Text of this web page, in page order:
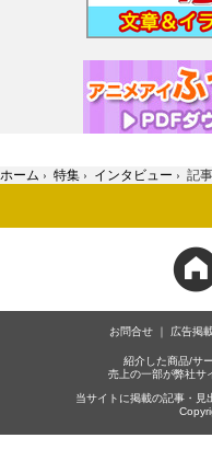
ホーム › 特集 › インタビュー › 記事
お問合せ 広告掲
紹介した商品/サ
売上の一部が弊社サ
当サイトに掲載の記事・見